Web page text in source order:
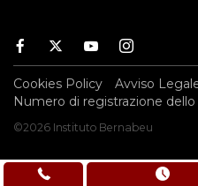
Facebook
TwitterYoutubeInstagram
Cookies Policy Avviso
Numero di registrazione
©2026 Instituto Bernabeu